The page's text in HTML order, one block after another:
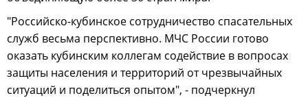
"Российско-кубинское сотрудничество спасательных
служб весьма перспективно. МЧС России готово
оказать кубинским коллегам содействие в вопросах
защиты населения и территорий от чрезвычайных
ситуаций и поделиться опытом", - подчеркнул